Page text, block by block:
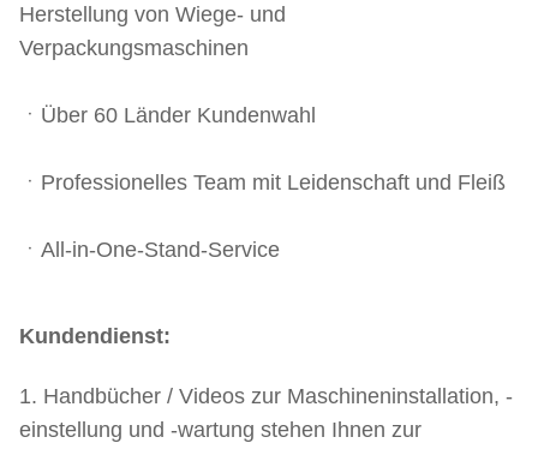
Herstellung von Wiege- und
Verpackungsmaschinen
ㆍÜber 60 Länder Kundenwahl
ㆍProfessionelles Team mit Leidenschaft und Fleiß
ㆍAll-in-One-Stand-Service
Kundendienst:
1. Handbücher / Videos zur Maschineninstallation, -
einstellung und -wartung stehen Ihnen zur